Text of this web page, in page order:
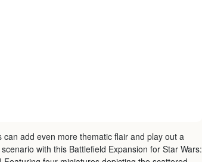
can add even more thematic flair and play out a
with this Battlefield Expansion for Star Wars: